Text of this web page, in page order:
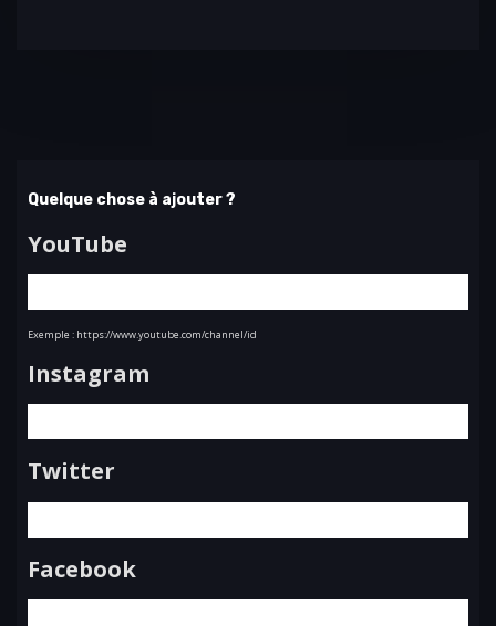
Quelque chose à ajouter ?
YouTube
Exemple : https://www.youtube.com/channel/id
Instagram
Twitter
Facebook